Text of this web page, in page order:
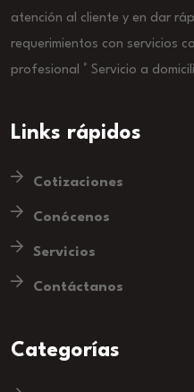
atención al cliente y en dar
requerimientos con servicios
profesional ° Servicio a
Links rápidos
Cotizaciones
Conócenos
Servicios
Contáctanos
Categorías